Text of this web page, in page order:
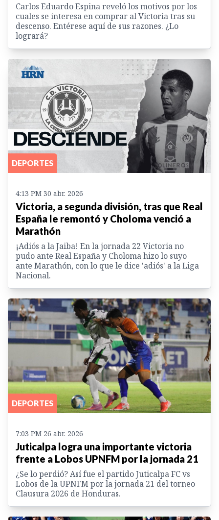
Carlos Eduardo Espina reveló los motivos por los
cuales se interesa en comprar al Victoria tras su
descenso. Entérese aquí de sus razones. ¿Lo
logrará?
DEPORTES
4:13 PM 30 abr. 2026
Victoria, a segunda división, tras que Real
España le remontó y Choloma venció a
Marathón
¡Adiós a la Jaiba! En la jornada 22 Victoria no
pudo ante Real España y Choloma hizo lo suyo
ante Marathón, con lo que le dice 'adiós' a la Liga
Nacional.
DEPORTES
7:03 PM 26 abr. 2026
Juticalpa logra una importante victoria
frente a Lobos UPNFM por la jornada 21
¿Se lo perdió? Así fue el partido Juticalpa FC vs
Lobos de la UPNFM por la jornada 21 del torneo
Clausura 2026 de Honduras.